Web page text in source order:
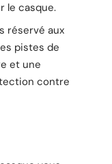
le casque.
réservé aux
pistes de
et une
contre